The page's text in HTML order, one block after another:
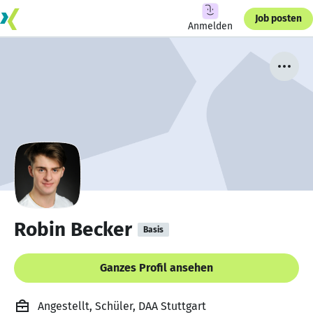
Anmelden
Job posten
Robin Becker Basis
Ganzes Profil ansehen
Angestellt, Schüler, DAA Stuttgart